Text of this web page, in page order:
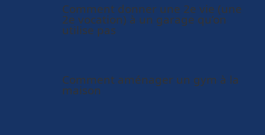
Comment donner une 2e vie (une
2e vocation) à un garage qu’on
utilise pas
Comment aménager un gym à la
maison